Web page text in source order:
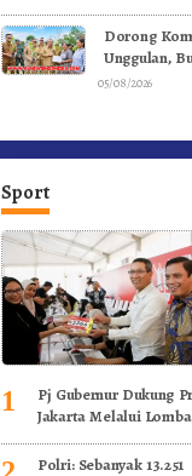
Generasi
dan
Dorong
Unggulan,
Karo
05/08/2026
Sport
1
Pj Gubernur Dukung
Jakarta Melalui
Polri: Sebanyak 13.251